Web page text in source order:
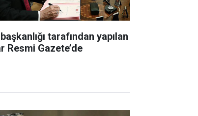
tarafından yapılan
Resmi Gazete’de